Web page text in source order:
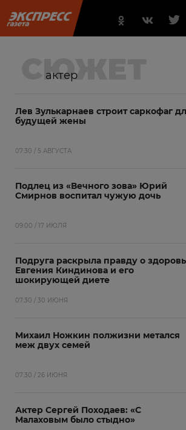
СЮЖЕТ
актер
Лев Зулькарнаев строит саркофаг
будущей жены
07:30 / 5 АВГУСТА
Подлец из «Вечного зова» Юрий
Смирнов воспитал чужую дочь
09:00 / 17 ИЮЛЯ
Подруга раскрыла правду о
Евгения Киндинова и его
шокирующей диете
07:30 / 30 ИЮНЯ
Михаил Ножкин полжизни метался
меж двух семей
07:30 / 26 ИЮНЯ
Актер Сергей Походаев: «С
Малаховым было стыдно»